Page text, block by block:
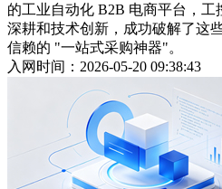
的工业自动化 B2B 电商平台，
深耕和技术创新，成功破解了这
信赖的 "一站式采购神器"。
入网时间：2026-05-20 09:38:43